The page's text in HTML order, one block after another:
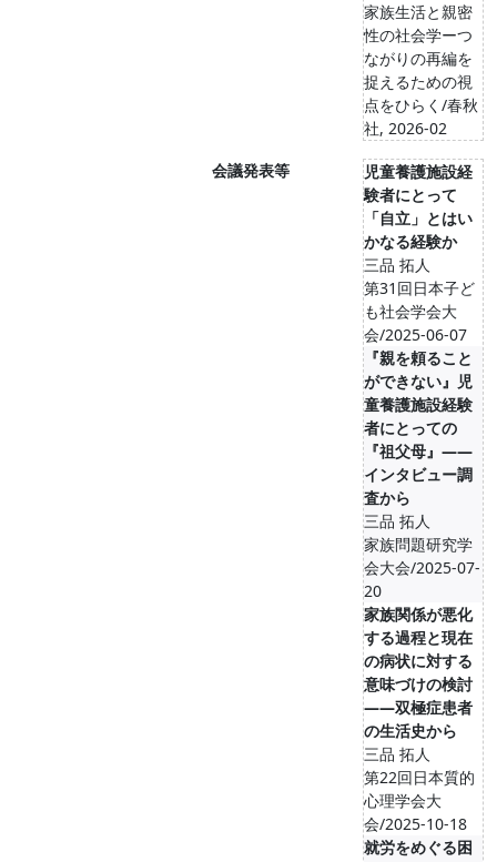
家族生活と親密
性の社会学ーつ
ながりの再編を
捉えるための視
点をひらく/春秋
社, 2026-02
会議発表等
児童養護施設経
験者にとって
「自立」とはい
かなる経験か
三品 拓人
第31回日本子ど
も社会学会大
会/2025-06-07
『親を頼ること
ができない』児
童養護施設経験
者にとっての
『祖父母』――
インタビュー調
査から
三品 拓人
家族問題研究学
会大会/2025-07-
20
家族関係が悪化
する過程と現在
の病状に対する
意味づけの検討
――双極症患者
の生活史から
三品 拓人
第22回日本質的
心理学会大
会/2025-10-18
就労をめぐる困